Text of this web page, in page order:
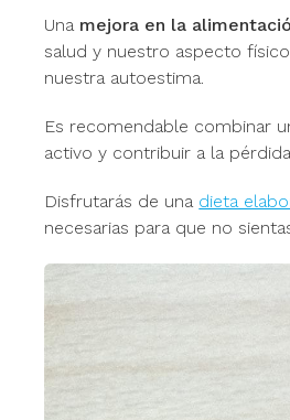
Unamejora en la
salud y nuestro aspecto
nuestra autoestima.
Es recomendable combinar
activo y contribuir a la
Disfrutarás de una dieta
necesarias para que no